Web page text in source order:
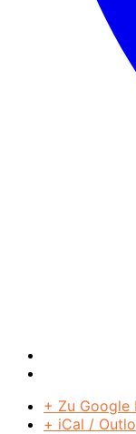
+ Zu Google
+ iCal /